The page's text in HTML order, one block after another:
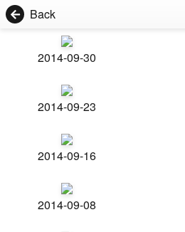
Back
2014-09-30
2014-09-23
2014-09-16
2014-09-08